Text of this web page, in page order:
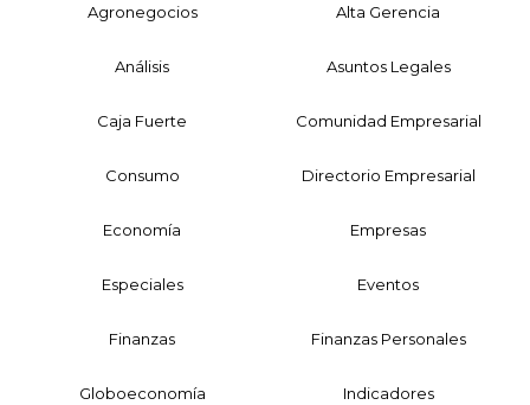
Agronegocios Alta Gerencia
Análisis Asuntos Legales
Caja Fuerte Comunidad Empresarial
Consumo Directorio Empresarial
Economía Empresas
Especiales Eventos
Finanzas Finanzas Personales
Globoeconomía Indicadores